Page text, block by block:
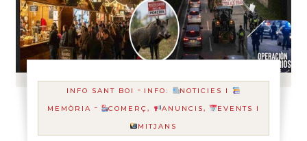
INFO SANT BOI - INFO:
NOTICIES I
MEMÒRIA - COMERÇ, ANUNCIS,
EVENTS I
MITJANS